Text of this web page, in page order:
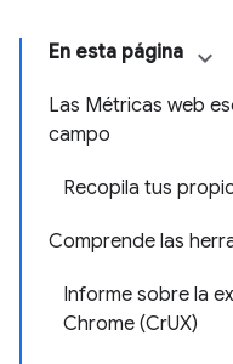
En esta página
Las Métricas web
campo
Recopila tus
Comprende las
Informe sobre la
Chrome (CrUX)